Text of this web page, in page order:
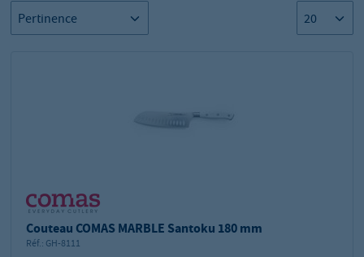
Couteau COMAS MARBLE Santoku 180 mm
Réf.: GH-8111